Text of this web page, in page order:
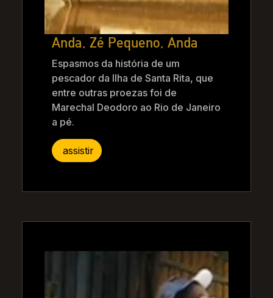
Anda, Zé Pequeno, Anda
Espasmos da história de um
pescador da Ilha de Santa Rita, que
entre outras proezas foi de
Marechal Deodoro ao Rio de Janeiro
a pé.
assistir